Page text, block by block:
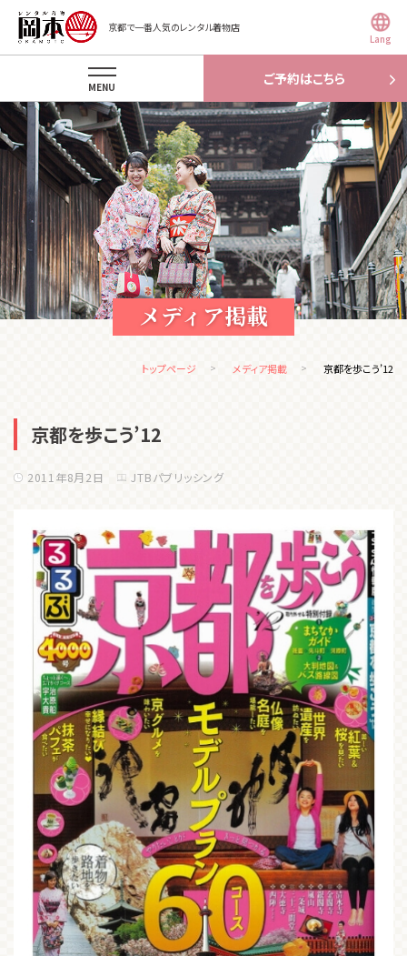
京都で一番人気のレンタル着物店
Lang
ご予約はこちら
MENU
メディア掲載
トップページ メディア掲載 京都を歩こう’12
京都を歩こう’12
2011年8月2日 JTBパブリッシング